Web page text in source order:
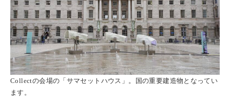
Collectの会場の「サマセットハウス」。国の重要建造物となってい
ます。